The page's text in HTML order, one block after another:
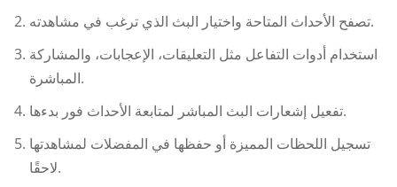
تصفح الأحداث المتاحة واختيار البث الذي ترغب في مشاهدته.
استخدام أدوات التفاعل مثل التعليقات، الإعجابات، والمشاركة
المباشرة.
تفعيل إشعارات البث المباشر لمتابعة الأحداث فور بدءها.
تسجيل اللحظات المميزة أو حفظها في المفضلات لمشاهدتها
لاحقًا.